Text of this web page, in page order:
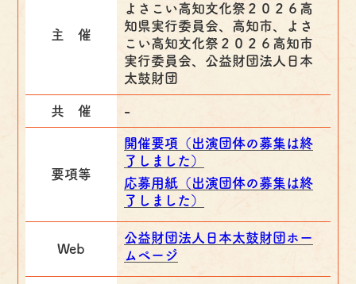
主 催
よさこい高知文化祭２０２６高
知県実行委員会、高知市、よさ
こい高知文化祭２０２６高知市
実行委員会、公益財団法人日本
太鼓財団
共 催 -
要項等
開催要項（出演団体の募集は終
了しました）
応募用紙（出演団体の募集は終
了しました）
Web
公益財団法人日本太鼓財団ホー
ムページ